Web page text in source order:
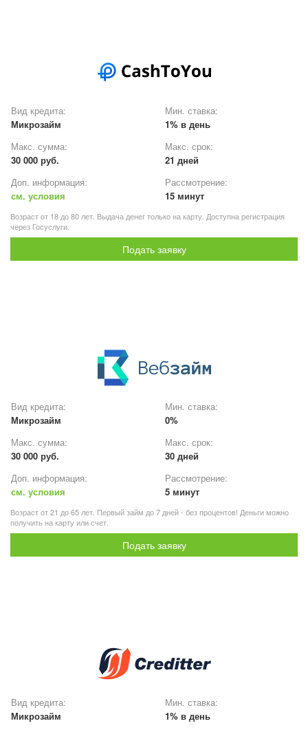
Вид кредита:
Микрозайм
Мин. ставка:
1% в день
Макс. сумма:
30 000 руб.
Макс. срок:
21 дней
Доп. информация:
см. условия
Рассмотрение:
15 минут
Возраст от 18 до 80 лет. Выдача денег только на карту. Доступна регистрация
через Госуслуги.
Подать заявку
Вид кредита:
Микрозайм
Мин. ставка:
0%
Макс. сумма:
30 000 руб.
Макс. срок:
30 дней
Доп. информация:
см. условия
Рассмотрение:
5 минут
Возраст от 21 до 65 лет. Первый займ до 7 дней - без процентов! Деньги можно
получить на карту или счет.
Подать заявку
Вид кредита:
Микрозайм
Мин. ставка:
1% в день